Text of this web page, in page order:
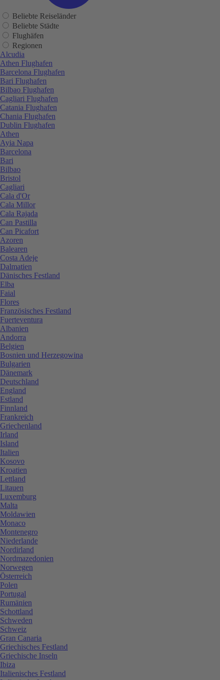
Beliebte Reiseländer
Beliebte Städte
Flughäfen
Regionen
Alcudia
Athen Flughafen
Barcelona Flughafen
Bari Flughafen
Bilbao Flughafen
Cagliari Flughafen
Catania Flughafen
Chania Flughafen
Dublin Flughafen
Athen
Ayia Napa
Barcelona
Bari
Bilbao
Bristol
Cagliari
Cala d'Or
Cala Millor
Cala Rajada
Can Pastilla
Can Picafort
Azoren
Balearen
Costa Adeje
Dalmatien
Dänisches Festland
Elba
Faial
Flores
Französisches Festland
Fuerteventura
Albanien
Andorra
Belgien
Bosnien und Herzegowina
Bulgarien
Dänemark
Deutschland
England
Estland
Finnland
Frankreich
Griechenland
Irland
Island
Italien
Kosovo
Kroatien
Lettland
Litauen
Luxemburg
Malta
Moldawien
Monaco
Montenegro
Niederlande
Nordirland
Nordmazedonien
Norwegen
Österreich
Polen
Portugal
Rumänien
Schottland
Schweden
Schweiz
Gran Canaria
Griechisches Festland
Griechische Inseln
Ibiza
Italienisches Festland